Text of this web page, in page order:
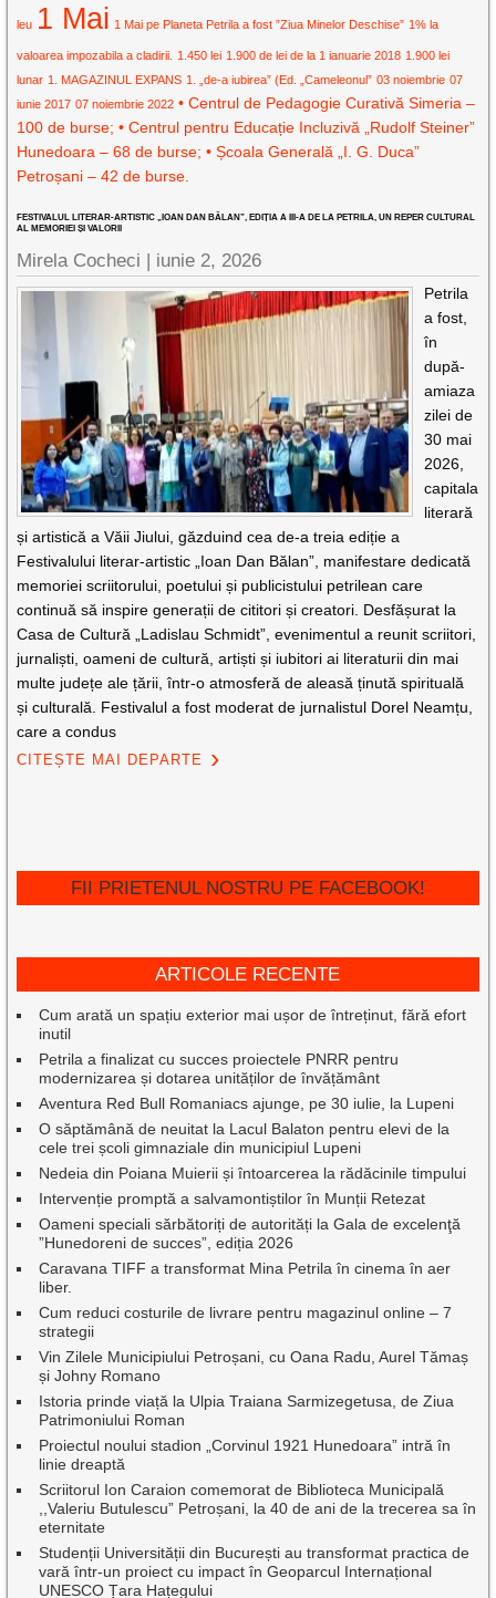
leu 1 Mai 1 Mai pe Planeta Petrila a fost ”Ziua Minelor Deschise” 1% la
valoarea impozabila a cladirii. 1.450 lei 1.900 de lei de la 1 ianuarie 2018 1.900 lei
lunar 1. MAGAZINUL EXPANS 1. „de-a iubirea” (Ed. „Cameleonul” 03 noiembrie 07
iunie 2017 07 noiembrie 2022 • Centrul de Pedagogie Curativă Simeria –
100 de burse; • Centrul pentru Educație Incluzivă „Rudolf Steiner”
Hunedoara – 68 de burse; • Școala Generală „I. G. Duca”
Petroșani – 42 de burse.
FESTIVALUL LITERAR-ARTISTIC „IOAN DAN BĂLAN”, EDIȚIA A III-A DE LA PETRILA, UN REPER CULTURAL
AL MEMORIEI ȘI VALORII
Mirela Cocheci | iunie 2, 2026
Petrila
a fost,
în
după-
amiaza
zilei de
30 mai
2026,
capitala
literară
și artistică a Văii Jiului, găzduind cea de-a treia ediție a
Festivalului literar-artistic „Ioan Dan Bălan”, manifestare dedicată
memoriei scriitorului, poetului și publicistului petrilean care
continuă să inspire generații de cititori și creatori. Desfășurat la
Casa de Cultură „Ladislau Schmidt”, evenimentul a reunit scriitori,
jurnaliști, oameni de cultură, artiști și iubitori ai literaturii din mai
multe județe ale țării, într-o atmosferă de aleasă ținută spirituală
și culturală. Festivalul a fost moderat de jurnalistul Dorel Neamțu,
care a condus
CITEȘTE MAI DEPARTE
FII PRIETENUL NOSTRU PE FACEBOOK!
ARTICOLE RECENTE
Cum arată un spațiu exterior mai ușor de întreținut, fără efort
inutil
Petrila a finalizat cu succes proiectele PNRR pentru
modernizarea și dotarea unităților de învățământ
Aventura Red Bull Romaniacs ajunge, pe 30 iulie, la Lupeni
O săptămână de neuitat la Lacul Balaton pentru elevi de la
cele trei școli gimnaziale din municipiul Lupeni
Nedeia din Poiana Muierii și întoarcerea la rădăcinile timpului
Intervenție promptă a salvamontiștilor în Munții Retezat
Oameni speciali sărbătoriți de autorități la Gala de excelenţă
”Hunedoreni de succes”, ediția 2026
Caravana TIFF a transformat Mina Petrila în cinema în aer
liber.
Cum reduci costurile de livrare pentru magazinul online – 7
strategii
Vin Zilele Municipiului Petroșani, cu Oana Radu, Aurel Tămaș
și Johny Romano
Istoria prinde viață la Ulpia Traiana Sarmizegetusa, de Ziua
Patrimoniului Roman
Proiectul noului stadion „Corvinul 1921 Hunedoara” intră în
linie dreaptă
Scriitorul Ion Caraion comemorat de Biblioteca Municipală
,,Valeriu Butulescu” Petroșani, la 40 de ani de la trecerea sa în
eternitate
Studenții Universității din București au transformat practica de
vară într-un proiect cu impact în Geoparcul Internațional
UNESCO Țara Hațegului